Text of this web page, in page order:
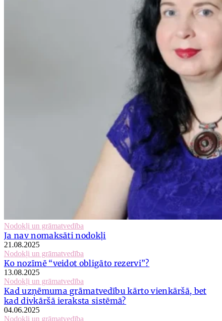
Nodokļi un grāmatvedība
Ja nav nomaksāti nodokļi
21.08.2025
Nodokļi un grāmatvedība
Ko nozīmē “veidot obligāto rezervi”?
13.08.2025
Nodokļi un grāmatvedība
Kad uzņēmuma grāmatvedību kārto vienkāršā, bet
kad divkāršā ieraksta sistēmā?
04.06.2025
Nodokļi un grāmatvedība